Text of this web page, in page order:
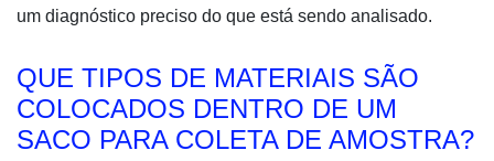
um diagnóstico preciso do que está sendo analisado.
QUE TIPOS DE MATERIAIS SÃO
COLOCADOS DENTRO DE UM
SACO PARA COLETA DE AMOSTRA?